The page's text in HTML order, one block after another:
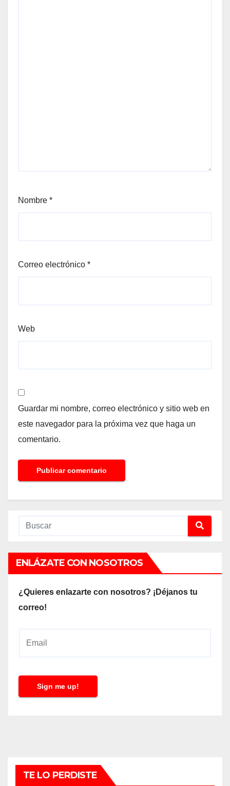
Nombre *
Correo electrónico *
Web
Guardar mi nombre, correo electrónico y sitio web en
este navegador para la próxima vez que haga un
comentario.
ENLÁZATE CON NOSOTROS
¿Quieres enlazarte con nosotros? ¡Déjanos tu
correo!
l
Sign me up!
TE LO PERDISTE